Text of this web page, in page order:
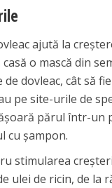
ajută la
o mască din
dovleac, cât să
pe site-urile de
părul într-un
cu şampon.
stimularea
ulei de ricin, de la